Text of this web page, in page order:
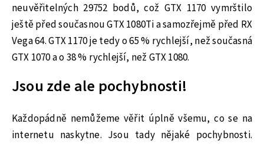
neuvěřitelných 29752 bodů, což GTX 1170 vymrštilo
ještě před současnou GTX 1080Ti a samozřejmě před RX
Vega 64. GTX 1170 je tedy o 65 % rychlejší, než současná
GTX 1070 a o 38 % rychlejší, než GTX 1080.
Jsou zde ale pochybnosti!
Každopádně nemůžeme věřit úplně všemu, co se na
internetu naskytne. Jsou tady nějaké pochybnosti.